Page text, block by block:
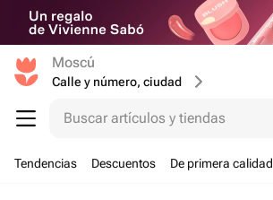
Moscú
Calle y número, ciudad
Buscar artículos y tiendas
Tendencias Descuentos De primera calidad